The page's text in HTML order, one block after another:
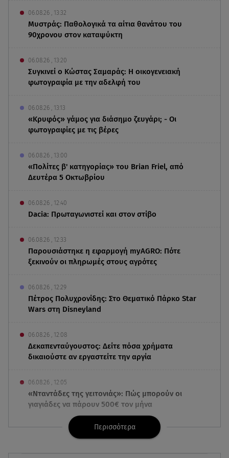
06.08.26 , 13:32
Μυστράς: Παθολογικά τα αίτια θανάτου του
90χρονου στον καταψύκτη
06.08.26 , 13:20
Συγκινεί ο Κώστας Σαμαράς: Η οικογενειακή
φωτογραφία με την αδελφή του
06.08.26 , 13:13
«Κρυφός» γάμος για διάσημο ζευγάρι; - Οι
φωτογραφίες με τις βέρες
06.08.26 , 13:00
«Πολίτες β' κατηγορίας» του Brian Friel, από
Δευτέρα 5 Οκτωβρίου
06.08.26 , 12:40
Dacia: Πρωταγωνιστεί και στον στίβο
06.08.26 , 12:33
Παρουσιάστηκε η εφαρμογή myAGRO: Πότε
ξεκινούν οι πληρωμές στους αγρότες
06.08.26 , 12:29
Πέτρος Πολυχρονίδης: Στο Θεματικό Πάρκο Star
Wars στη Disneyland
06.08.26 , 12:08
Δεκαπενταύγουστος: Δείτε πόσα χρήματα
δικαιούστε αν εργαστείτε την αργία
06.08.26 , 12:05
«Νταντάδες της γειτονιάς»: Πώς μπορούν οι
γιαγιάδες να πάρουν 500€ τον μήνα
06.08.26 , 12:02
Η Βελμάρ δίνει το Fiat 500 Hybrid από 18.990
ευρώ
Περισσότερα